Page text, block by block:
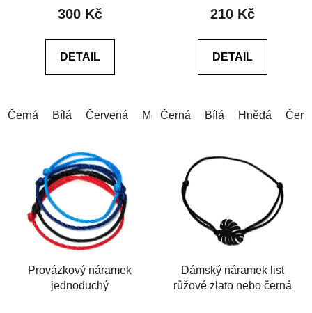
produktu
z
300 Kč
DETAIL
Černá Bílá Červená Modrá Šedá Růžová
produktu
z
210 Kč
DETAIL
Černá Bílá Hnědá
Provázkový náramek
jednoduchý
Dámský náramek list
růžové zlato nebo černá